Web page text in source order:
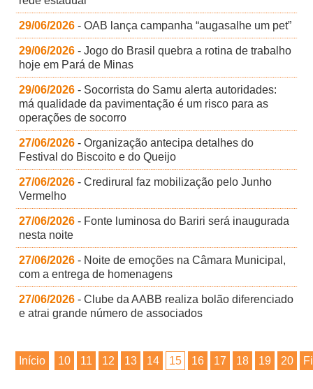
29/06/2026 - OAB lança campanha “augasalhe um pet”
29/06/2026 - Jogo do Brasil quebra a rotina de trabalho
hoje em Pará de Minas
29/06/2026 - Socorrista do Samu alerta autoridades:
má qualidade da pavimentação é um risco para as
operações de socorro
27/06/2026 - Organização antecipa detalhes do
Festival do Biscoito e do Queijo
27/06/2026 - Credirural faz mobilização pelo Junho
Vermelho
27/06/2026 - Fonte luminosa do Bariri será inaugurada
nesta noite
27/06/2026 - Noite de emoções na Câmara Municipal,
com a entrega de homenagens
27/06/2026 - Clube da AABB realiza bolão diferenciado
e atrai grande número de associados
Início 10 11 12 13 14 15 16 17 18 19 20